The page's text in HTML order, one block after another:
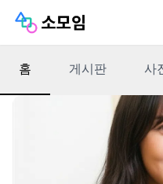
홈 게시판 사